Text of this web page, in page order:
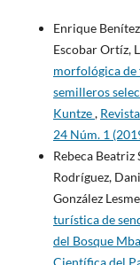
Enrique
Escobar Ortíz,
morfológica de
semilleros
Kuntze,
24 Núm. 1
Rebeca
Rodríguez,
González
turística de
del Bosque
Científica del